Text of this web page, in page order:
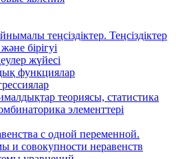
теңсіздіктер. Теңсіздіктер
бірігуі
жүйесі
функциялар
теориясы, статистика
элементтері
с одной переменной.
и совокупности неравенств